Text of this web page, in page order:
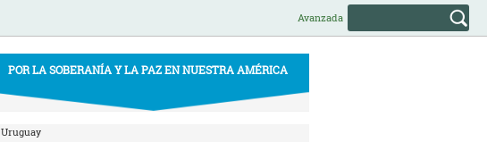
Avanzada
POR LA SOBERANÍA Y LA PAZ EN NUESTRA AMÉRICA
Uruguay